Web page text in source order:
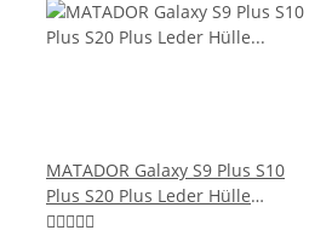
MATADOR Galaxy S9 Plus S10
Plus S20 Plus Leder Hülle
Schwarz